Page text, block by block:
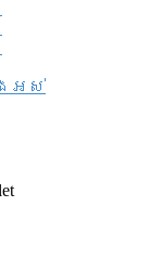
ងអស់​